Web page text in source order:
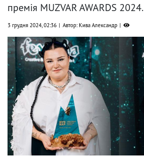
премія MUZVAR AWARDS 2024.
3 грудня 2024, 02:36 Автор: Кива Александр